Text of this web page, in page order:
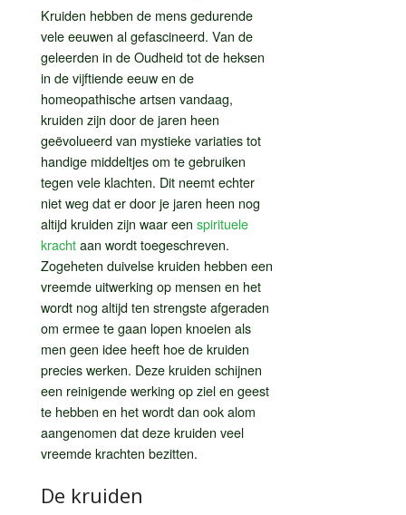
Kruiden hebben de mens gedurende
vele eeuwen al gefascineerd. Van de
geleerden in de Oudheid tot de heksen
in de vijftiende eeuw en de
homeopathische artsen vandaag,
kruiden zijn door de jaren heen
geëvolueerd van mystieke variaties tot
handige middeltjes om te gebruiken
tegen vele klachten. Dit neemt echter
niet weg dat er door je jaren heen nog
altijd kruiden zijn waar een spirituele
krachtaan wordt toegeschreven.
Zogeheten duivelse kruiden hebben een
vreemde uitwerking op mensen en het
wordt nog altijd ten strengste afgeraden
om ermee te gaan lopen knoeien als
men geen idee heeft hoe de kruiden
precies werken. Deze kruiden schijnen
een reinigende werking op ziel en geest
te hebben en het wordt dan ook alom
aangenomen dat deze kruiden veel
vreemde krachten bezitten.
De kruiden